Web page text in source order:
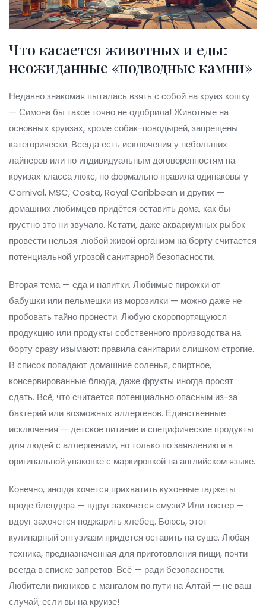
Что касается животных и еды:
неожиданные «подводные камни»
Недавно знакомая пыталась взять с собой на круиз кошку
— Симона бы такое точно не одобрила! Животные на
основных круизах, кроме собак-поводырей, запрещены
категорически. Всегда есть исключения у небольших
лайнеров или по индивидуальным договорённостям на
круизах класса люкс, но формально правила одинаковы у
Carnival, MSC, Costa, Royal Caribbean и других —
домашних любимцев придётся оставить дома, как бы
грустно это ни звучало. Кстати, даже аквариумных рыбок
провести нельзя: любой живой организм на борту считается
потенциальной угрозой санитарной безопасности.
Вторая тема — еда и напитки. Любимые пирожки от
бабушки или пельмешки из морозилки — можно даже не
пробовать тайно пронести. Любую скоропортящуюся
продукцию или продукты собственного производства на
борту сразу изымают: правила санитарии слишком строгие.
В список попадают домашние соленья, спиртное,
консервированные блюда, даже фрукты иногда просят
сдать. Всё, что считается потенциально опасным из-за
бактерий или возможных аллергенов. Единственные
исключения — детское питание и специфические продукты
для людей с аллергенами, но только по заявлению и в
оригинальной упаковке с маркировкой на английском языке.
Конечно, иногда хочется прихватить кухонные гаджеты
вроде блендера — вдруг захочется смузи? Или тостер —
вдруг захочется поджарить хлебец. Боюсь, этот
кулинарный энтузиазм придётся оставить на суше. Любая
техника, предназначенная для приготовления пищи, почти
всегда в списке запретов. Всё — ради безопасности.
Любители пикников с мангалом по пути на Алтай — не ваш
случай, если вы на круизе!